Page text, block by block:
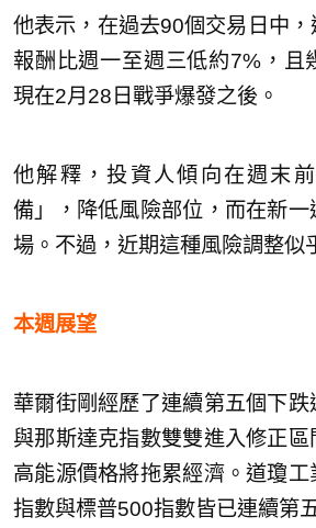
他表示，在過去90個交易日中
報酬比週一至週三低約7%，且
現在2月28日戰爭爆發之後。
他解釋，投資人傾向在週末
備」，降低風險部位，而在新
場。不過，近期這種風險調整似
本週展望
華爾街剛經歷了連續第五個下
與那斯達克指數雙雙進入修正
高能源價格將拖累經濟。道瓊
指數與標普500指數皆已連續第